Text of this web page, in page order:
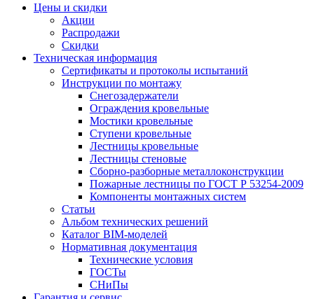
Цены и скидки
Акции
Распродажи
Скидки
Техническая информация
Сертификаты и протоколы испытаний
Инструкции по монтажу
Снегозадержатели
Ограждения кровельные
Мостики кровельные
Ступени кровельные
Лестницы кровельные
Лестницы стеновые
Сборно-разборные металлоконструкции
Пожарные лестницы по ГОСТ Р 53254-2009
Компоненты монтажных систем
Статьи
Альбом технических решений
Каталог BIM-моделей
Нормативная документация
Технические условия
ГОСТы
СНиПы